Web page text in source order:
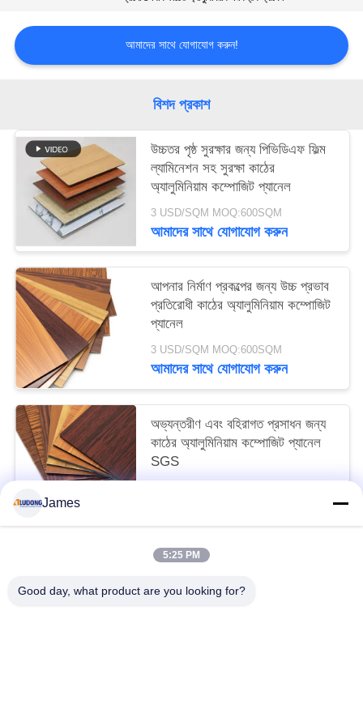
সাইট
ম্যাপ
গোপনীয়তা
নীতি
আমাদের সাথে যোগাযোগ করুন!
বিশদ প্রকাশ
উচ্চতর পৃষ্ঠ সুরক্ষার জন্য পিভিডিএফ ফিল্ম
ল্যামিনেশন সহ সুরক্ষা কাঠের
অ্যালুমিনিয়াম কম্পোজিট প্যানেল
3 USD/SQM MOQ:600SQM
আমাদের সাথে যোগাযোগ করুন
আপনার নির্মাণ প্রকল্পের জন্য উচ্চ প্রভাব
প্রতিরোধী কাঠের অ্যালুমিনিয়াম কম্পোজিট
প্যানেল
3 USD/SQM MOQ:600SQM
আমাদের সাথে যোগাযোগ করুন
অভ্যন্তরীণ এবং বহিরাগত প্রসাধন জন্য
কাঠের অ্যালুমিনিয়াম কম্পোজিট প্যানেল
SGS
James
5:25 PM
Good day, what product are you looking for?